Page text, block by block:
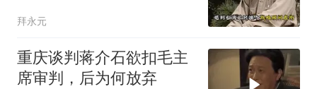
拜永元
重庆谈判蒋介石欲扣毛主
席审判，后为何放弃